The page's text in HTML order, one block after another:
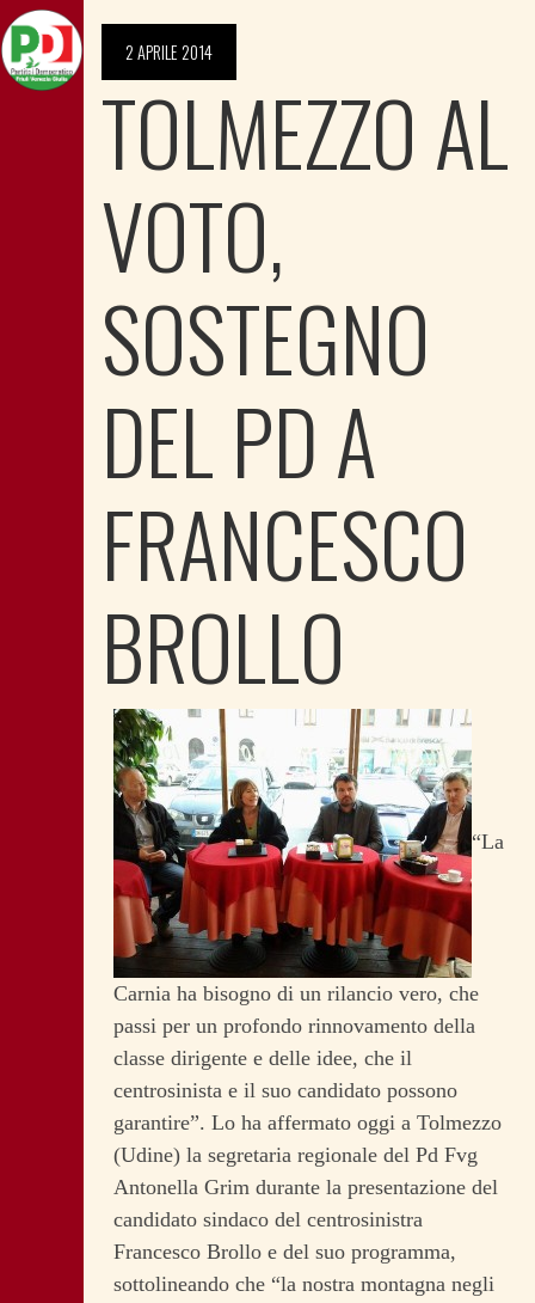
2 APRILE 2014
TOLMEZZO AL
VOTO,
SOSTEGNO
DEL PD A
FRANCESCO
BROLLO
“La
Carnia ha bisogno di un rilancio vero, che
passi per un profondo rinnovamento della
classe dirigente e delle idee, che il
centrosinista e il suo candidato possono
garantire”. Lo ha affermato oggi a Tolmezzo
(Udine) la segretaria regionale del Pd Fvg
Antonella Grim durante la presentazione del
candidato sindaco del centrosinistra
Francesco Brollo e del suo programma,
sottolineando che “la nostra montagna negli